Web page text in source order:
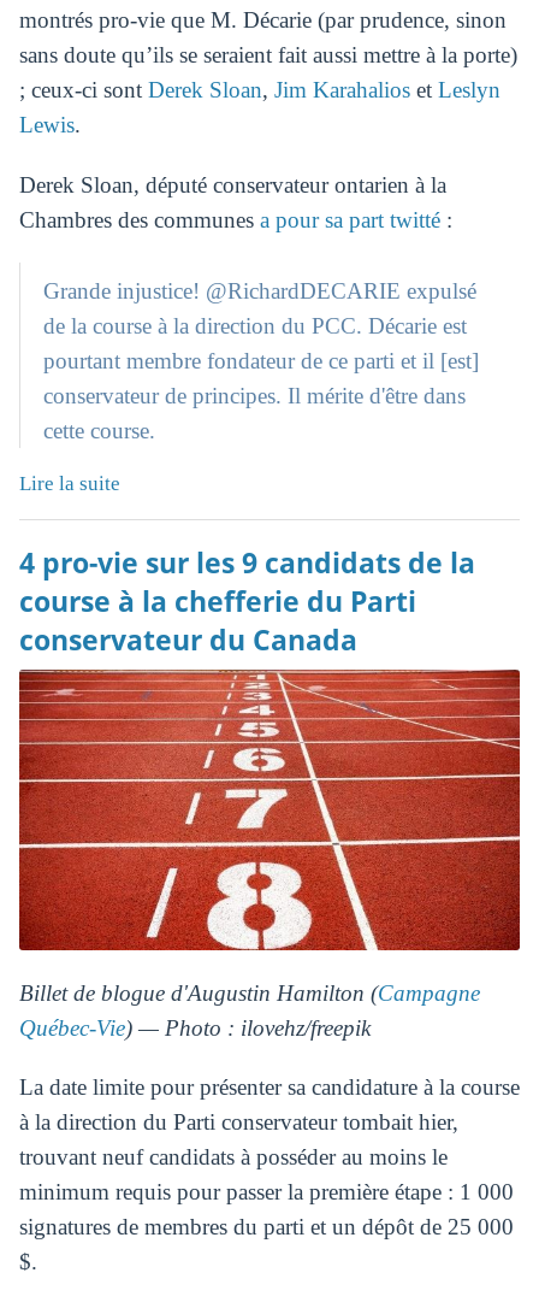
montrés pro-vie que M. Décarie (par prudence, sinon
sans doute qu’ils se seraient fait aussi mettre à la porte)
; ceux-ci sont Derek Sloan, Jim Karahalioset Leslyn
Lewis.
Derek Sloan, député conservateur ontarien à la
Chambres des communes a pour sa part twitté:
Grande injustice! @RichardDECARIE expulsé
de la course à la direction du PCC. Décarie est
pourtant membre fondateur de ce parti et il [est]
conservateur de principes. Il mérite d'être dans
cette course.
Lire la suite
4 pro-vie sur les 9 candidats de la
course à la chefferie du Parti
conservateur du Canada
Billet de blogue d'Augustin Hamilton (Campagne
Québec-Vie) — Photo : ilovehz/freepik
La date limite pour présenter sa candidature à la course
à la direction du Parti conservateur tombait hier,
trouvant neuf candidats à posséder au moins le
minimum requis pour passer la première étape : 1 000
signatures de membres du parti et un dépôt de 25 000
$.